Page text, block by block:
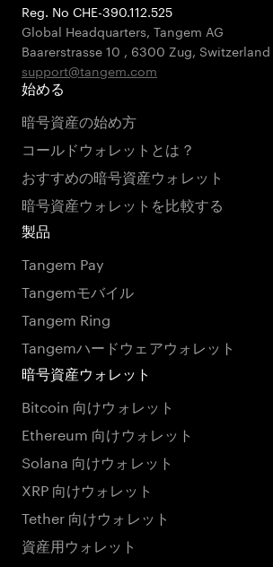
Reg. No CHE-390.112.525
Global Headquarters, Tangem AG
Baarerstrasse 10 , 6300 Zug, Switzerland
support@tangem.com
始める
暗号資産の始め方
コールドウォレットとは？
おすすめの暗号資産ウォレット
暗号資産ウォレットを比較する
製品
Tangem Pay
Tangemモバイル
Tangem Ring
Tangemハードウェアウォレット
暗号資産ウォレット
Bitcoin 向けウォレット
Ethereum 向けウォレット
Solana 向けウォレット
XRP 向けウォレット
Tether 向けウォレット
資産用ウォレット